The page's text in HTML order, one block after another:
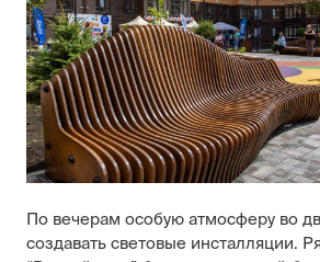
По вечерам особую атмосферу во
создавать световые инсталляции.